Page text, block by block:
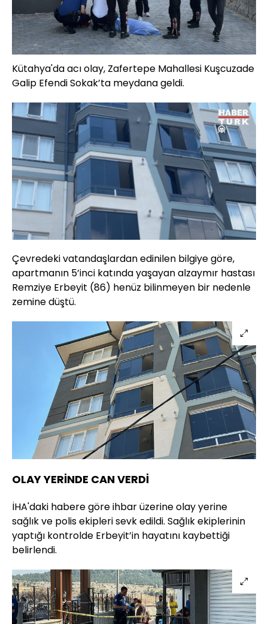
Kütahya'da acı olay, Zafertepe Mahallesi Kuşcuzade
Galip Efendi Sokak’ta meydana geldi.
Sesi
Aç
Yüklendi
100.00%
Oynatma
Hızı
Çevredeki vatandaşlardan edinilen bilgiye göre,
apartmanın 5’inci katında yaşayan alzaymır hastası
Remziye Erbeyit (86) henüz bilinmeyen bir nedenle
zemine düştü.
OLAY YERİNDE CAN VERDİ
İHA'daki habere göre ihbar üzerine olay yerine
sağlık ve polis ekipleri sevk edildi. Sağlık ekiplerinin
yaptığı kontrolde Erbeyit’in hayatını kaybettiği
belirlendi.